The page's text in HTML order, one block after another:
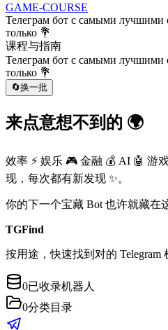
GAME-COURSE
Телеграм бот с самыми лучшими
только 💐
课程与指南
Телеграм бот с самыми лучшими
только 💐
🔄换一批
来点意想不到的 🌍
效率 ⚡ 娱乐 🎮 金融 💰 AI 🤖
现，每次都有新发现 ✨。
你的下一个宝藏 Bot 也许就藏在
TGFind
按用途，快速找到对的 Telegram
0已收录机器人
0分类目录